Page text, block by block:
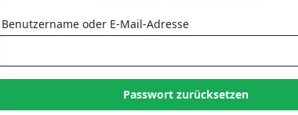
Benutzername oder E-Mail-Adresse
Passwort zurücksetzen